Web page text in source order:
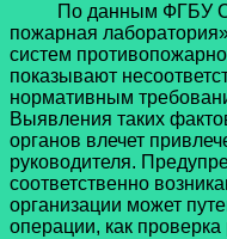
По данным ФГБУ
пожарная
систем
показывают
нормативным
Выявления таких
органов влечет
руководителя.
соответственно
организации может
операции, как